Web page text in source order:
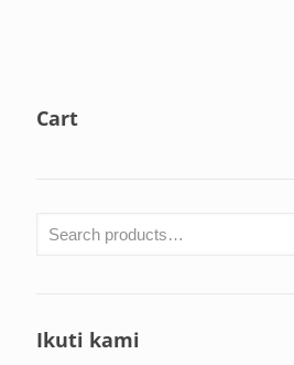
Cart
Ikuti kami